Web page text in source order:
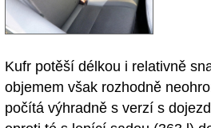
Kufr potěší délkou i relativně
objemem však rozhodně
počítá výhradně s verzí s